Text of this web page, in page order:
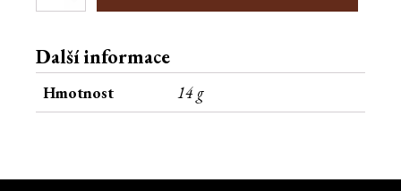
Další informace
Hmotnost 14 g